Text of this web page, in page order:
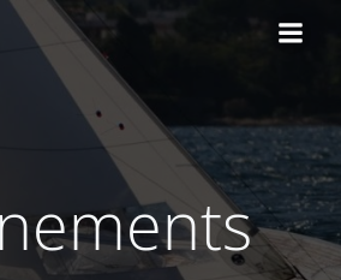
Aller
au
contenu